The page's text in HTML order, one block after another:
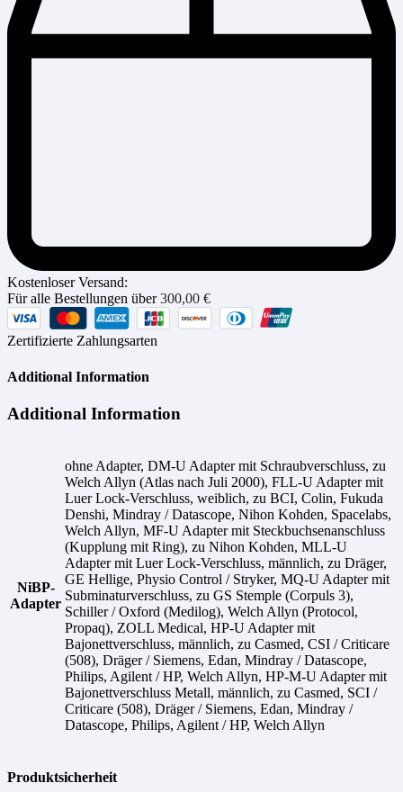
Kostenloser Versand:
Für alle Bestellungen über300,00 €
Zertifizierte Zahlungsarten
Additional Information
Additional Information
NiBP-
Adapter
ohne Adapter, DM-U Adapter mit Schraubverschluss, zu
Welch Allyn (Atlas nach Juli 2000), FLL-U Adapter mit
Luer Lock-Verschluss, weiblich, zu BCI, Colin, Fukuda
Denshi, Mindray / Datascope, Nihon Kohden, Spacelabs,
Welch Allyn, MF-U Adapter mit Steckbuchsenanschluss
(Kupplung mit Ring), zu Nihon Kohden, MLL-U
Adapter mit Luer Lock-Verschluss, männlich, zu Dräger,
GE Hellige, Physio Control / Stryker, MQ-U Adapter mit
Subminaturverschluss, zu GS Stemple (Corpuls 3),
Schiller / Oxford (Medilog), Welch Allyn (Protocol,
Propaq), ZOLL Medical, HP-U Adapter mit
Bajonettverschluss, männlich, zu Casmed, CSI / Criticare
(508), Dräger / Siemens, Edan, Mindray / Datascope,
Philips, Agilent / HP, Welch Allyn, HP-M-U Adapter mit
Bajonettverschluss Metall, männlich, zu Casmed, SCI /
Criticare (508), Dräger / Siemens, Edan, Mindray /
Datascope, Philips, Agilent / HP, Welch Allyn
Produktsicherheit